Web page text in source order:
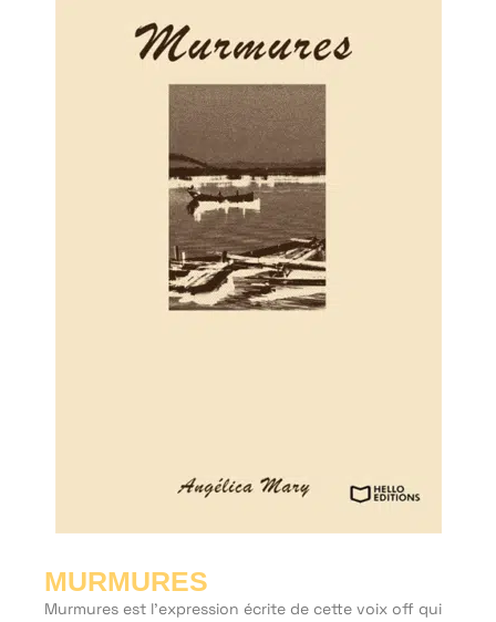
MURMURES
Murmures est l’expression écrite de cette voix off qui